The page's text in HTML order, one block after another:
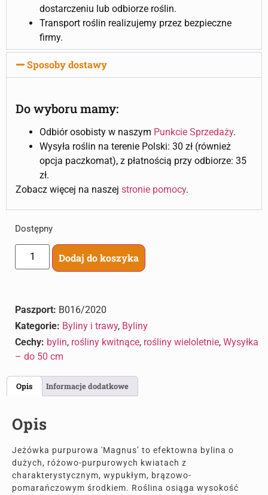
dostarczeniu lub odbiorze roślin.
Transport roślin realizujemy przez bezpieczne
firmy.
Sposoby dostawy
Do wyboru mamy:
Odbiór osobisty w naszym Punkcie Sprzedaży.
Wysyła roślin na terenie Polski: 30 zł (również
opcja paczkomat), z płatnością przy odbiorze: 35
zł.
Zobacz więcej na naszej stronie pomocy.
Dostępny
Dodaj do koszyka
Paszport: B016/2020
Kategorie: Byliny i trawy, Byliny
Cechy: bylin, rośliny kwitnące, rośliny wieloletnie, Wysyłka
– do 50 cm
Opis Informacje dodatkowe
Opis
Jeżówka purpurowa 'Magnus’ to efektowna bylina o
dużych, różowo-purpurowych kwiatach z
charakterystycznym, wypukłym, brązowo-
pomarańczowym środkiem. Roślina osiąga wysokość